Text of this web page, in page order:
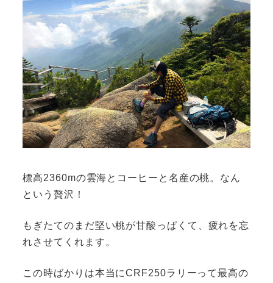
標高2360mの雲海とコーヒーと名産の桃。なん
という贅沢！
もぎたてのまだ堅い桃が甘酸っぱくて、疲れを忘
れさせてくれます。
この時ばかりは本当にCRF250ラリーって最高の